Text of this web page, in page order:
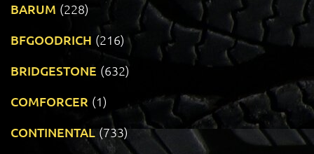
BARUM (228)
BFGOODRICH (216)
BRIDGESTONE (632)
COMFORCER (1)
CONTINENTAL (733)